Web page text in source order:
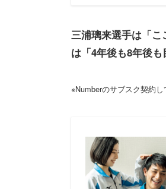
三浦璃来選手は「こ
は「4年後も8年後も
※Numberのサブスク契約